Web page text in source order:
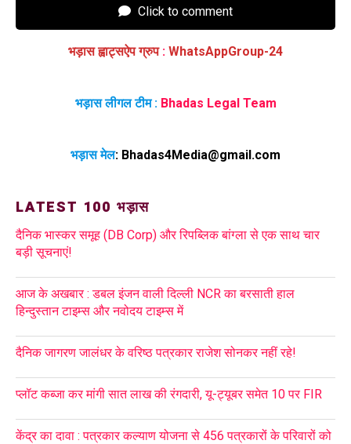
Click to comment
भड़ास ह्वाट्सऐप ग्रुप : WhatsAppGroup-24
भड़ास लीगल टीम : Bhadas Legal Team
भड़ास मेल: Bhadas4Media@gmail.com
LATEST 100 भड़ास
दैनिक भास्कर समूह (DB Corp) और रिपब्लिक बांग्ला से एक साथ चार
बड़ी सूचनाएं!
आज के अखबार : डबल इंजन वाली दिल्ली NCR का बरसाती हाल
हिन्दुस्तान टाइम्स और नवोदय टाइम्स में
दैनिक जागरण जालंधर के वरिष्ठ पत्रकार राजेश सोनकर नहीं रहे!
प्लॉट कब्जा कर मांगी सात लाख की रंगदारी, यू-ट्यूबर समेत 10 पर FIR
केंद्र का दावा : पत्रकार कल्याण योजना से 456 पत्रकारों के परिवारों को